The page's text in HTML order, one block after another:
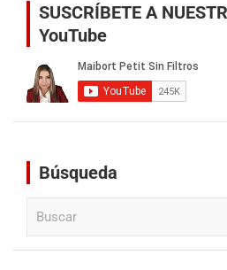
SUSCRÍBETE A
YouTube
Búsqueda